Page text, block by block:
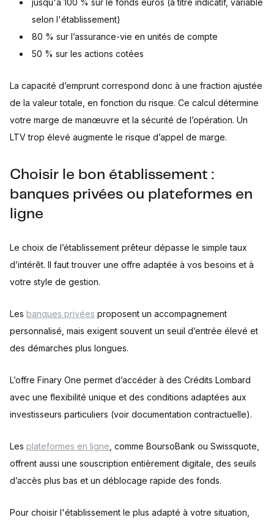
selon l'établissement)
80 % sur l’assurance-vie en unités de compte
50 % sur les actions cotées
La capacité d’emprunt correspond donc à une fraction ajustée
de la valeur totale, en fonction du risque. Ce calcul détermine
votre marge de manœuvre et la sécurité de l’opération. Un
LTV trop élevé augmente le risque d’appel de marge.
Choisir le bon établissement :
banques privées ou plateformes en
ligne
Le choix de l’établissement prêteur dépasse le simple taux
d’intérêt. Il faut trouver une offre adaptée à vos besoins et à
votre style de gestion.
Les banques privées proposent un accompagnement
personnalisé, mais exigent souvent un seuil d’entrée élevé et
des démarches plus longues.
L’offre Finary One permet d’accéder à des Crédits Lombard
avec une flexibilité unique et des conditions adaptées aux
investisseurs particuliers (voir documentation contractuelle).
Les plateformes en ligne , comme BoursoBank ou Swissquote,
offrent aussi une souscription entièrement digitale, des seuils
d’accès plus bas et un déblocage rapide des fonds.
Pour choisir l'établissement le plus adapté à votre situation,